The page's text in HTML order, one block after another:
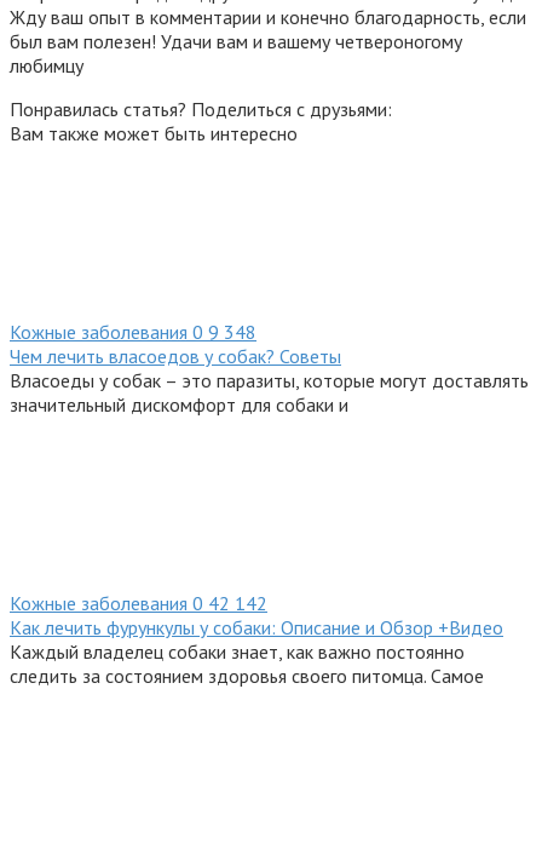
Жду ваш опыт в комментарии и конечно благодарность, если
был вам полезен! Удачи вам и вашему четвероногому
любимцу
Понравилась статья? Поделиться с друзьями:
Вам также может быть интересно
Кожные заболевания 0 9 348
Чем лечить власоедов у собак? Советы
Власоеды у собак – это паразиты, которые могут доставлять
значительный дискомфорт для собаки и
Кожные заболевания 0 42 142
Как лечить фурункулы у собаки: Описание и Обзор +Видео
Каждый владелец собаки знает, как важно постоянно
следить за состоянием здоровья своего питомца. Самое